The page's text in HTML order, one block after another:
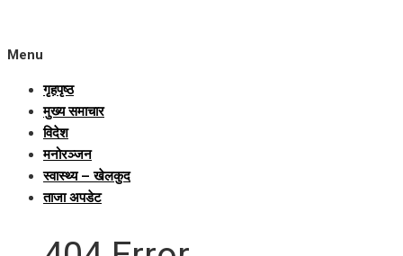
Menu
गृहपृष्ठ
मुख्य समाचार
विदेश
मनोरञ्जन
स्वास्थ्य – खेलकुद
ताजा अपडेट